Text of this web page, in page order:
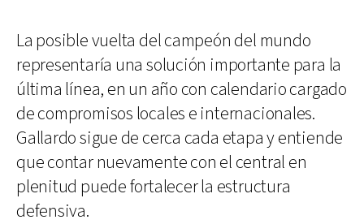
La posible vuelta del campeón del mundo
representaría una solución importante para la
última línea, en un año con calendario cargado
de compromisos locales e internacionales.
Gallardo sigue de cerca cada etapa y entiende
que contar nuevamente con el central en
plenitud puede fortalecer la estructura
defensiva.